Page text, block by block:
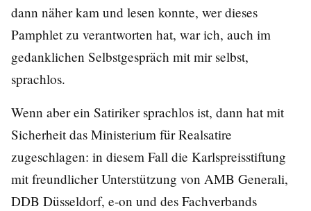
dann näher kam und lesen konnte, wer dieses
Pamphlet zu verantworten hat, war ich, auch im
gedanklichen Selbstgespräch mit mir selbst,
sprachlos.
Wenn aber ein Satiriker sprachlos ist, dann hat mit
Sicherheit das Ministerium für Realsatire
zugeschlagen: in diesem Fall die Karlspreisstiftung
mit freundlicher Unterstützung von AMB Generali,
DDB Düsseldorf, e-on und des Fachverbands